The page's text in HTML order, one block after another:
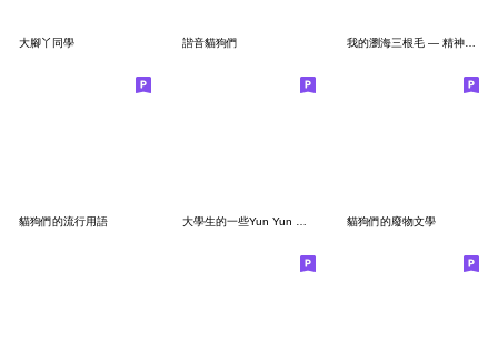
大腳丫同學 諧音貓狗們 我的瀏海三根毛 — 精神狀態篇
貓狗們的流行用語 大學生的一些Yun Yun 厭厭⋯⋯ 貓狗們的廢物文學